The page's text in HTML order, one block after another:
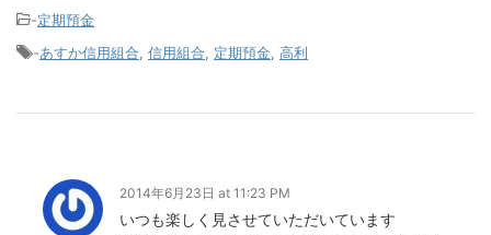
-定期預金
-あすか信用組合, 信用組合, 定期預金, 高利
2014年6月23日 at 11:23 PM
いつも楽しく見させていただいています